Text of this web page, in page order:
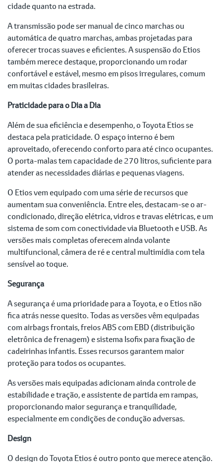
cidade quanto na estrada.
A transmissão pode ser manual de cinco marchas ou
automática de quatro marchas, ambas projetadas para
oferecer trocas suaves e eficientes. A suspensão do Etios
também merece destaque, proporcionando um rodar
confortável e estável, mesmo em pisos irregulares, comum
em muitas cidades brasileiras.
Praticidade para o Dia a Dia
Além de sua eficiência e desempenho, o Toyota Etios se
destaca pela praticidade. O espaço interno é bem
aproveitado, oferecendo conforto para até cinco ocupantes.
O porta-malas tem capacidade de 270 litros, suficiente para
atender as necessidades diárias e pequenas viagens.
O Etios vem equipado com uma série de recursos que
aumentam sua conveniência. Entre eles, destacam-se o ar-
condicionado, direção elétrica, vidros e travas elétricas, e um
sistema de som com conectividade via Bluetooth e USB. As
versões mais completas oferecem ainda volante
multifuncional, câmera de ré e central multimídia com tela
sensível ao toque.
Segurança
A segurança é uma prioridade para a Toyota, e o Etios não
fica atrás nesse quesito. Todas as versões vêm equipadas
com airbags frontais, freios ABS com EBD (distribuição
eletrônica de frenagem) e sistema Isofix para fixação de
cadeirinhas infantis. Esses recursos garantem maior
proteção para todos os ocupantes.
As versões mais equipadas adicionam ainda controle de
estabilidade e tração, e assistente de partida em rampas,
proporcionando maior segurança e tranquilidade,
especialmente em condições de condução adversas.
Design
O design do Toyota Etios é outro ponto que merece atenção.